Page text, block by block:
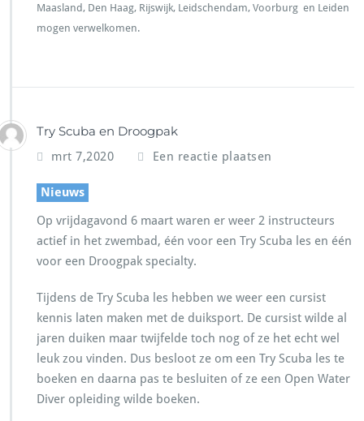
Maasland, Den Haag, Rijswijk, Leidschendam, Voorburg en Leiden
mogen verwelkomen.
Try Scuba en Droogpak
mrt 7,2020 Een reactie plaatsen
Nieuws
Op vrijdagavond 6 maart waren er weer 2 instructeurs
actief in het zwembad, één voor een Try Scuba les en één
voor een Droogpak specialty.
Tijdens de Try Scuba les hebben we weer een cursist
kennis laten maken met de duiksport. De cursist wilde al
jaren duiken maar twijfelde toch nog of ze het echt wel
leuk zou vinden. Dus besloot ze om een Try Scuba les te
boeken en daarna pas te besluiten of ze een Open Water
Diver opleiding wilde boeken.